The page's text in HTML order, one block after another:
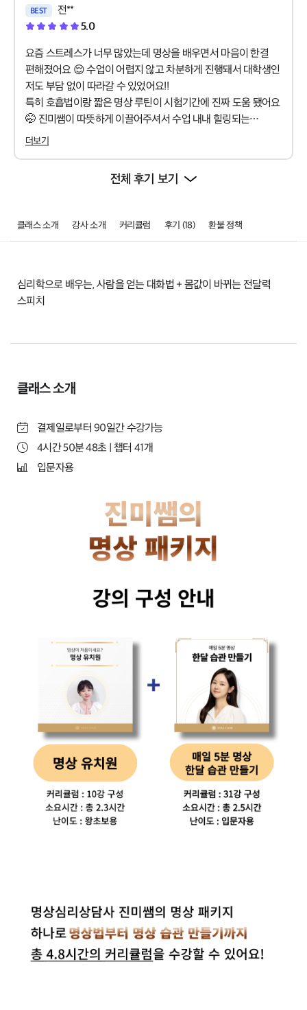
있게 된 제 자신을 보며 요즘 매일이 즐겁답니다^^
BEST
전**
5.0
요즘 스트레스가 너무 많았는데 명상을 배우면서 마음이 한결
편해졌어요 😌 수업이 어렵지 않고 차분하게 진행돼서 대학생인
저도 부담 없이 따라갈 수 있었어요!!
특히 호흡법이랑 짧은 명상 루틴이 시험기간에 진짜 도움 됐어요
🤭 진미쌤이 따뜻하게 이끌어주셔서 수업 내내 힐링되는
기분이었어요
더보기
전체 후기 보기
클래스 소개 강사 소개 커리큘럼 후기 (18) 환불 정책
[평생교육이용권] 진미쌤의 명상 패키지
심리학으로 배우는, 사람을 얻는 대화법 + 몸값이 바뀌는 전달력
스피치
클래스 소개
결제일로부터 90일간 수강가능
4시간 50분 48초 | 챕터 41개
입문자용